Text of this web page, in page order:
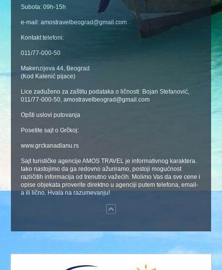
Subota: 09h-15h
e-mail: amostravelbeograd@gmail.com
Kontakt telefoni:
011/77-000-50
Makenzijeva 44, Beograd
(Kod Kalenić pijace)
Lice zaduženo za zaštitu podataka o ličnosti: Bojan Stefanović,
011/77-000-50, amostravelbeograd@gmail.com
Opšti uslovi putovanja
Posetite sajt o Grčkoj:
www.grckanadlanu.rs
Sajt turističke agencije AMOS TRAVEL je informativnog karaktera.
Iako nastojimo da ga redovno ažuriramo, postoji mogućnost
različitih informacija od trenutno važećih. Molimo Vas da sve cene i
opise objekata proverite direktno u agenciji putem telefona, email-
a ili lično. Hvala na razumevanju!